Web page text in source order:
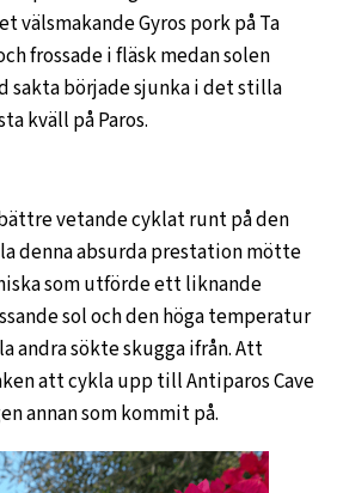
välsmakande Gyros pork på Ta
frossade i fläsk medan solen
sakta började sjunka i det stilla
kväll på Paros.
vetande cyklat runt på den
denna absurda prestation mötte
som utförde ett liknande
sol och den höga temperatur
andra sökte skugga ifrån. Att
att cykla upp till Antiparos Cave
annan som kommit på.